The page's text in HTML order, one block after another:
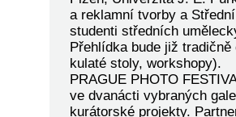
a reklamní tvorby a
studenti středních
Přehlídka bude již
kulaté stoly, workshopy).
PRAGUE PHOTO
ve dvanácti vybraných
kurátorské projekty.